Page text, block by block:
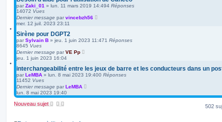
par Zaki_01 » lun. 11 mars 2019 14:494 Réponses
14072 Vues
Dernier message par vincebzh56
mer. 12 juil. 2023 23:11
Sirène pour DGPT2
par Sylvain B » jeu. 1 juin 2023 11:471 Réponses
8645 Vues
Dernier message par VE Pp
jeu. 1 juin 2023 16:04
interchangeabilité entre les jeux de barre et les conducteurs dans un
par LeMBA » lun. 8 mai 2023 19:400 Réponses
11452 Vues
Dernier message par LeMBA
lun. 8 mai 2023 19:40
Nouveau sujet 502